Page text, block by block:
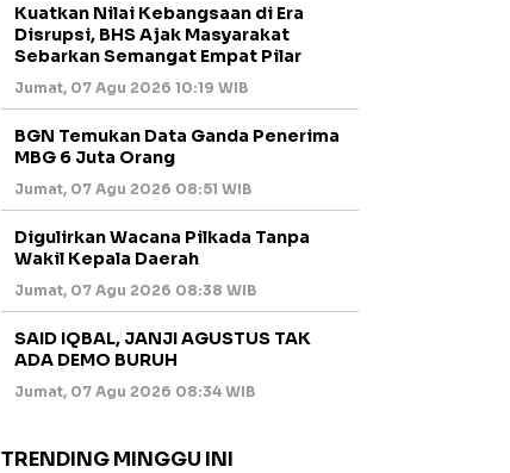
Kuatkan Nilai Kebangsaan di Era
Disrupsi, BHS Ajak Masyarakat
Sebarkan Semangat Empat Pilar
Jumat, 07 Agu 2026 10:19 WIB
BGN Temukan Data Ganda Penerima
MBG 6 Juta Orang
Jumat, 07 Agu 2026 08:51 WIB
Digulirkan Wacana Pilkada Tanpa
Wakil Kepala Daerah
Jumat, 07 Agu 2026 08:38 WIB
SAID IQBAL, JANJI AGUSTUS TAK
ADA DEMO BURUH
Jumat, 07 Agu 2026 08:34 WIB
TRENDING MINGGU INI